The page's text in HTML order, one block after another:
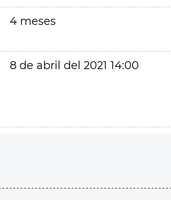
4 meses
8 de abril del 2021 14:00